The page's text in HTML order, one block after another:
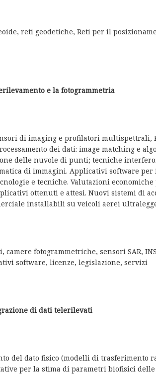
reti geodetiche, Reti per il
e la fotogrammetria
di imaging e profilatori multispettrali,
dei dati: image matching e
delle nuvole di punti; tecniche
di immagini. Applicativi software per
e tecniche. Valutazioni
ottenuti e attesi. Nuovi sistemi di
installabili su veicoli aerei
fotogrammetriche, sensori SAR,
software, licenze, legislazione, servizi
di dati telerilevati
del dato fisico (modelli di trasferimento
per la stima di parametri biofisici